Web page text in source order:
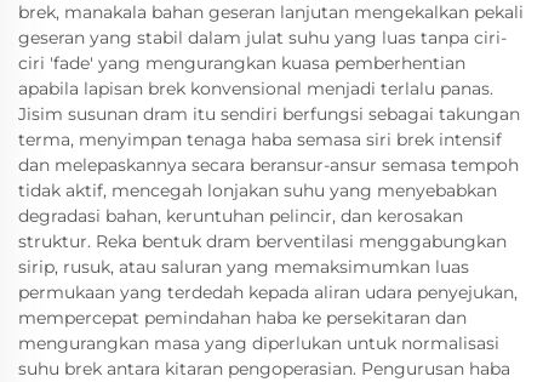
brek, manakala bahan geseran lanjutan mengekalkan pekali
geseran yang stabil dalam julat suhu yang luas tanpa ciri-
ciri 'fade' yang mengurangkan kuasa pemberhentian
apabila lapisan brek konvensional menjadi terlalu panas.
Jisim susunan dram itu sendiri berfungsi sebagai takungan
terma, menyimpan tenaga haba semasa siri brek intensif
dan melepaskannya secara beransur-ansur semasa tempoh
tidak aktif, mencegah lonjakan suhu yang menyebabkan
degradasi bahan, keruntuhan pelincir, dan kerosakan
struktur. Reka bentuk dram berventilasi menggabungkan
sirip, rusuk, atau saluran yang memaksimumkan luas
permukaan yang terdedah kepada aliran udara penyejukan,
mempercepat pemindahan haba ke persekitaran dan
mengurangkan masa yang diperlukan untuk normalisasi
suhu brek antara kitaran pengoperasian. Pengurusan haba